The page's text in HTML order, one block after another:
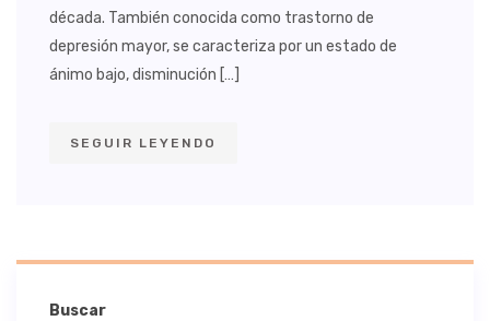
década. También conocida como trastorno de
depresión mayor, se caracteriza por un estado de
ánimo bajo, disminución […]
SEGUIR LEYENDO
Buscar